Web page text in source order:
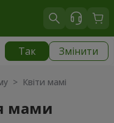
Так Змінити
> Квіти мамі
мами